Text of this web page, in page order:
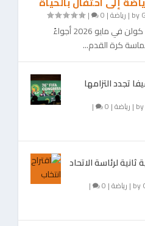
by
| رياضة|
0
|
من هانى دانيال تعيش مدينة كولن في مايو 2026 أجواءً
كرة القدم...
تجدد التزامها
by
| رياضة|
0
|
ثانية لرئاسة الاتحاد
by
| رياضة|
0
|